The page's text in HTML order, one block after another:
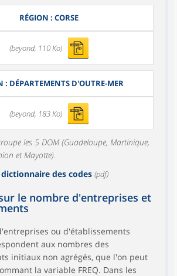
RÉGION : CORSE
(beyond, 110 Ko)
: DÉPARTEMENTS D'OUTRE-MER
(beyond, 183 Ko)
les 5 DOM (Guadeloupe, Martinique,
et Mayotte).
des codes (pdf)
le nombre d'entreprises et
ou d'établissements
aux nombres des
initiaux non agrégés, que l'on peut
la variable FREQ. Dans les